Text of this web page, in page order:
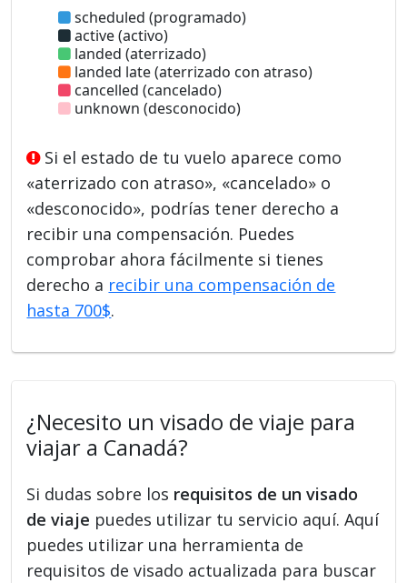
scheduled (programado)
active (activo)
landed (aterrizado)
landed late (aterrizado con atraso)
cancelled (cancelado)
unknown (desconocido)
Si el estado de tu vuelo aparece como
«aterrizado con atraso», «cancelado» o
«desconocido», podrías tener derecho a
recibir una compensación. Puedes
comprobar ahora fácilmente si tienes
derecho a recibir una compensación de
hasta 700$.
¿Necesito un visado de viaje para
viajar a Canadá?
Si dudas sobre los requisitos de un visado
de viaje puedes utilizar tu servicio aquí. Aquí
puedes utilizar una herramienta de
requisitos de visado actualizada para buscar